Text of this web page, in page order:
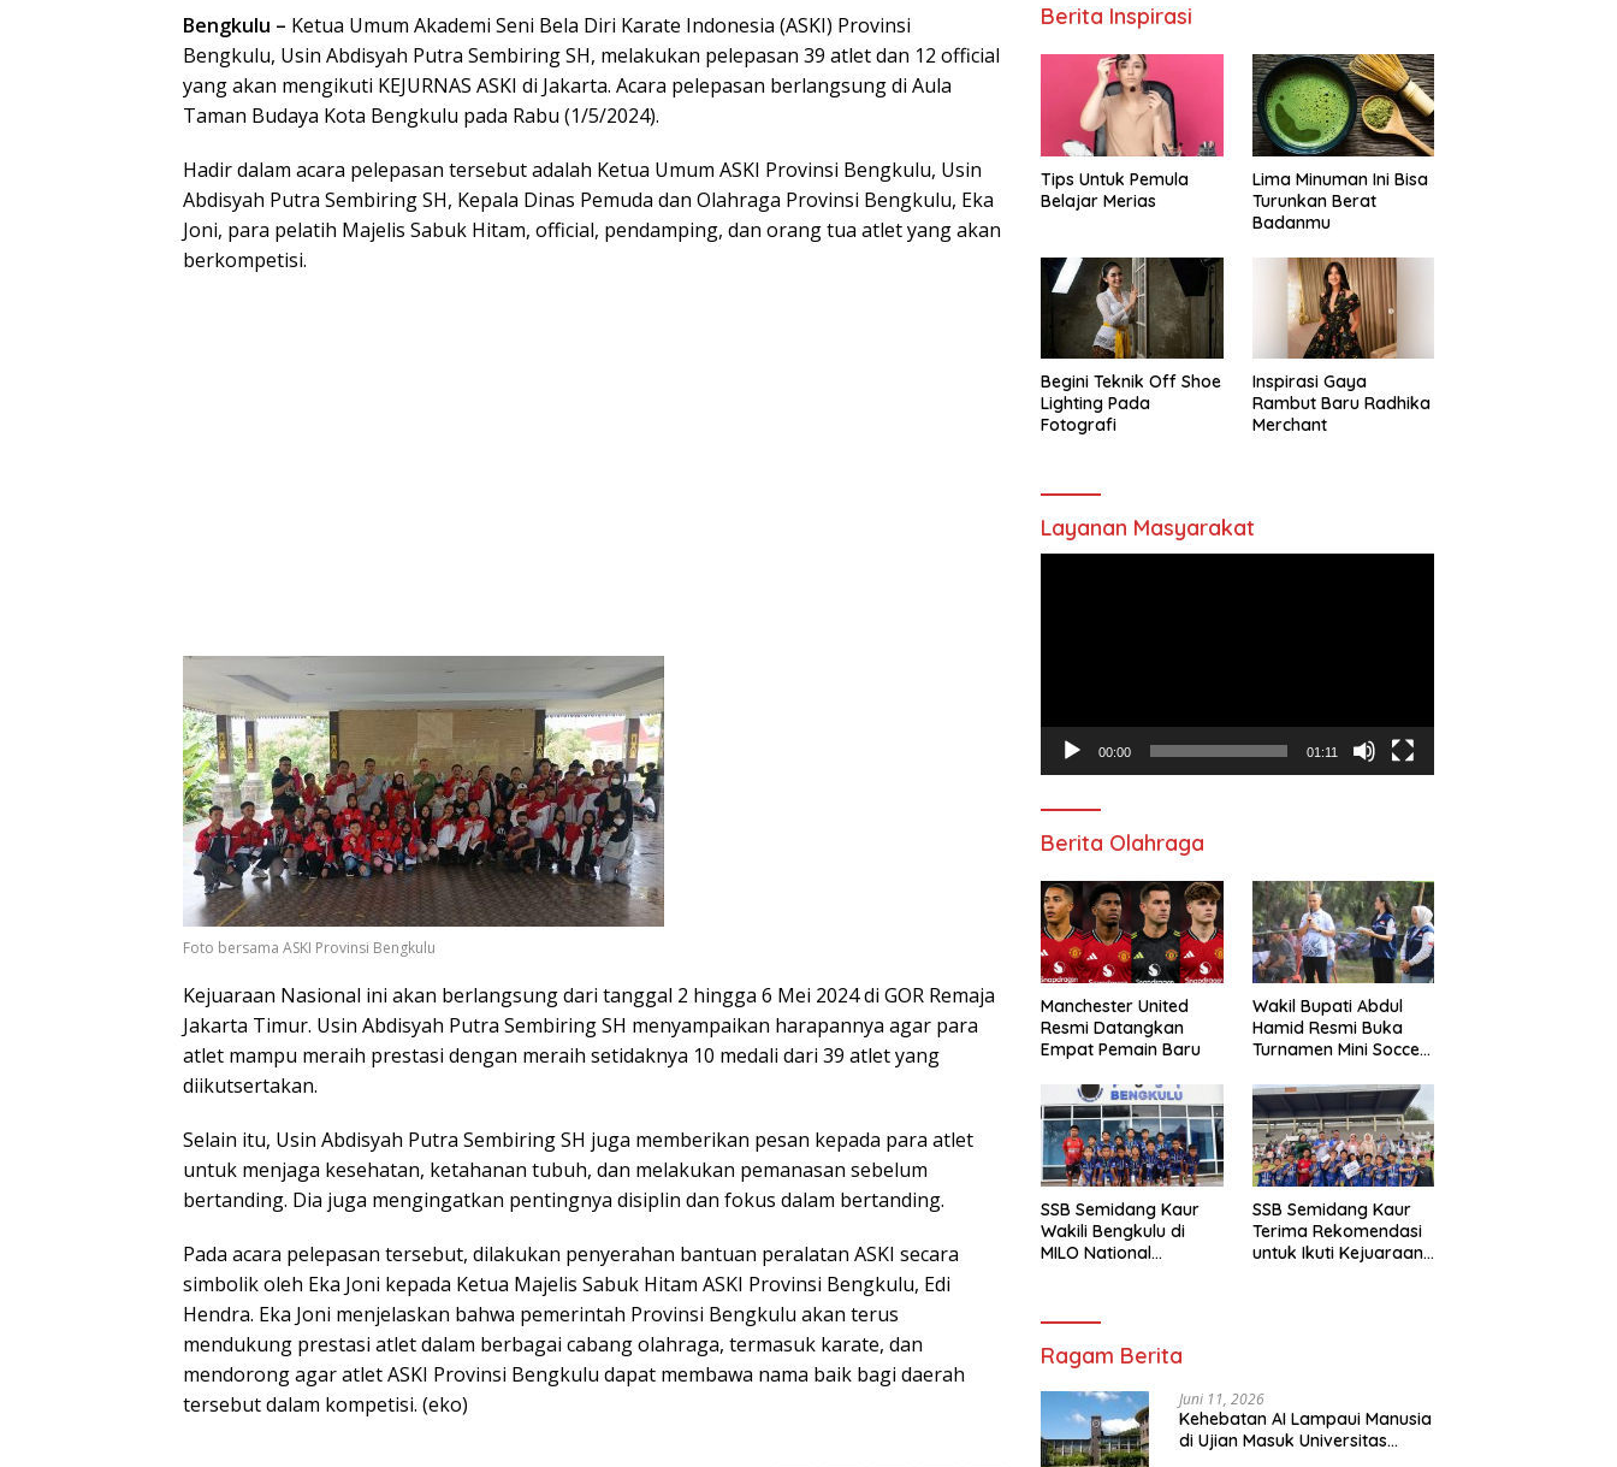
Bengkulu – Ketua Umum Akademi Seni Bela Diri Karate Indonesia (ASKI) Provinsi
Bengkulu, Usin Abdisyah Putra Sembiring SH, melakukan pelepasan 39 atlet dan 12 official
yang akan mengikuti KEJURNAS ASKI di Jakarta. Acara pelepasan berlangsung di Aula
Taman Budaya Kota Bengkulu pada Rabu (1/5/2024).
Hadir dalam acara pelepasan tersebut adalah Ketua Umum ASKI Provinsi Bengkulu, Usin
Abdisyah Putra Sembiring SH, Kepala Dinas Pemuda dan Olahraga Provinsi Bengkulu, Eka
Joni, para pelatih Majelis Sabuk Hitam, official, pendamping, dan orang tua atlet yang akan
berkompetisi.
Foto bersama ASKI Provinsi Bengkulu
Kejuaraan Nasional ini akan berlangsung dari tanggal 2 hingga 6 Mei 2024 di GOR Remaja
Jakarta Timur. Usin Abdisyah Putra Sembiring SH menyampaikan harapannya agar para
atlet mampu meraih prestasi dengan meraih setidaknya 10 medali dari 39 atlet yang
diikutsertakan.
Selain itu, Usin Abdisyah Putra Sembiring SH juga memberikan pesan kepada para atlet
untuk menjaga kesehatan, ketahanan tubuh, dan melakukan pemanasan sebelum
bertanding. Dia juga mengingatkan pentingnya disiplin dan fokus dalam bertanding.
Pada acara pelepasan tersebut, dilakukan penyerahan bantuan peralatan ASKI secara
simbolik oleh Eka Joni kepada Ketua Majelis Sabuk Hitam ASKI Provinsi Bengkulu, Edi
Hendra. Eka Joni menjelaskan bahwa pemerintah Provinsi Bengkulu akan terus
mendukung prestasi atlet dalam berbagai cabang olahraga, termasuk karate, dan
mendorong agar atlet ASKI Provinsi Bengkulu dapat membawa nama baik bagi daerah
tersebut dalam kompetisi. (eko)
Berita Inspirasi
Tips Untuk Pemula
Belajar Merias
Lima Minuman Ini Bisa
Turunkan Berat
Badanmu
Begini Teknik Off Shoe
Lighting Pada
Fotografi
Inspirasi Gaya
Rambut Baru Radhika
Merchant
Layanan Masyarakat
00:00 01:11
Berita Olahraga
Manchester United
Resmi Datangkan
Empat Pemain Baru
Wakil Bupati Abdul
Hamid Resmi Buka
Turnamen Mini Soccer
SSB Semidang Kaur
Wakili Bengkulu di
MILO National
SSB Semidang Kaur
Terima Rekomendasi
untuk Ikuti Kejuaraan
Ragam Berita
Juni 11, 2026
Kehebatan AI Lampaui Manusia
di Ujian Masuk Universitas